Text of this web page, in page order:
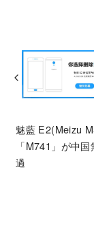
魅藍 E2(Meizu
「M741」が中
過